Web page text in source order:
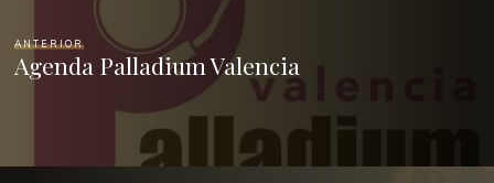
ANTERIOR
Agenda Palladium Valencia